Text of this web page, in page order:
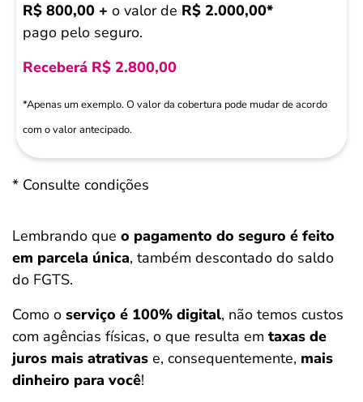
R$ 800,00 + o valor de R$ 2.000,00*
pago pelo seguro.
Receberá R$ 2.800,00
*Apenas um exemplo. O valor da cobertura pode mudar de acordo
com o valor antecipado.
* Consulte condições
Lembrando que o pagamento do seguro é feito
em parcela única, também descontado do saldo
do FGTS.
Como o serviço é 100% digital, não temos custos
com agências físicas, o que resulta em taxas de
juros mais atrativas e, consequentemente, mais
dinheiro para você!